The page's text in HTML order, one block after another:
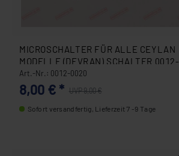
MICROSCHALTER FÜR ALLE CEYLAN
MODELLE (DEVRAN) SCHALTER 0012-
0020
Art.-Nr.: 0012-0020
UVP 9,00 €
8,00 € *
Sofort versandfertig, Lieferzeit 7 -9 Tage